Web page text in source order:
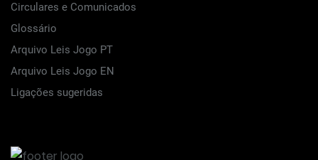
Circulares e Comunicados
Glossário
Arquivo Leis Jogo PT
Arquivo Leis Jogo EN
Ligações sugeridas